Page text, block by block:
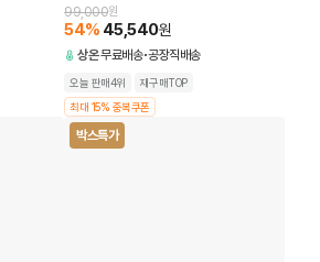
99,000원
54% 45,540원
상온무료배송 공장직배송
오늘 판매4위
재구매TOP
최대 15% 중복쿠폰
박스특가